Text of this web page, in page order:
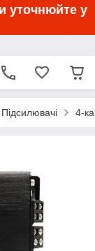
уточнюйте у
Підсилювачі 4-